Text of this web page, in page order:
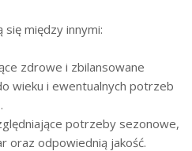
między innymi:
zdrowe i zbilansowane
wieku i ewentualnych potrzeb
potrzeby sezonowe,
oraz odpowiednią jakość.